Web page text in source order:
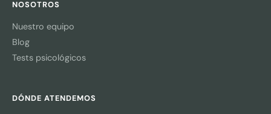
NOSOTROS
Nuestro equipo
Blog
Tests psicológicos
DÓNDE ATENDEMOS